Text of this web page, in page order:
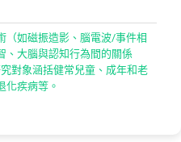
（如磁振造影、腦電波/事件相
、大腦與認知行為間的關係
對象涵括健常兒童、成年和老
化疾病等。